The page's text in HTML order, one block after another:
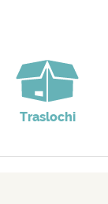
Traslochi